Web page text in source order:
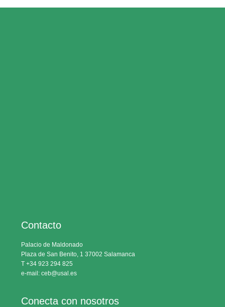
Contacto
Palacio de Maldonado
Plaza de San Benito, 1 37002 Salamanca
T +34 923 294 825
e-mail: ceb@usal.es
Conecta con nosotros